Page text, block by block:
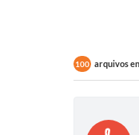
100 arquivos